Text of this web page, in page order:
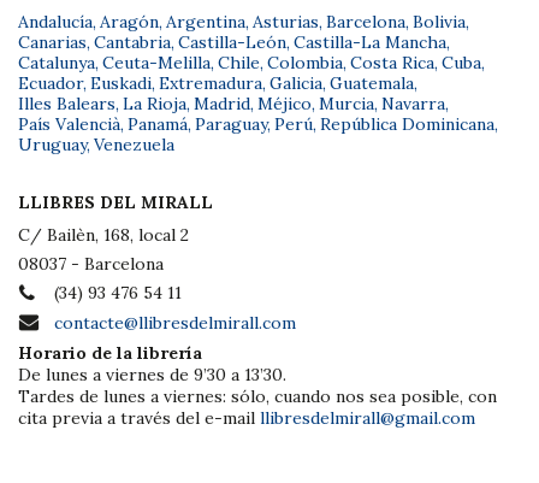
Andalucía, Aragón, Argentina, Asturias, Barcelona, Bolivia,
Canarias, Cantabria, Castilla-León, Castilla-La Mancha,
Catalunya, Ceuta-Melilla, Chile, Colombia, Costa Rica, Cuba,
Ecuador, Euskadi, Extremadura, Galicia, Guatemala,
Illes Balears, La Rioja, Madrid, Méjico, Murcia, Navarra,
País Valencià, Panamá, Paraguay, Perú, República Dominicana,
Uruguay, Venezuela
LLIBRES DEL MIRALL
C/ Bailèn, 168, local 2
08037 - Barcelona
(34) 93 476 54 11
contacte@llibresdelmirall.com
Horario de la librería
De lunes a viernes de 9’30 a 13’30.
Tardes de lunes a viernes: sólo, cuando nos sea posible, con
cita previa a través del e-mail llibresdelmirall@gmail.com